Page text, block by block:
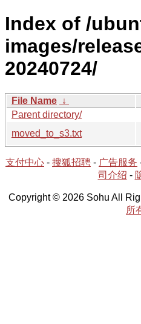
Index of /
images/
20240724/
File Name ↓
Parent directory/
moved_to_s3.txt
支付中心 - 搜狐招聘 - 广告服务
司介绍 -
Copyright © 2026 Sohu All
所